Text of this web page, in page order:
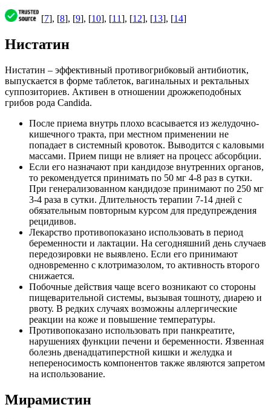
[7], [8], [9], [10], [11], [12], [13], [14]
Нистатин
Нистатин – эффективный противогрибковый антибиотик,
выпускается в форме таблеток, вагинальных и ректальных
суппозиториев. Активен в отношении дрожжеподобных
грибов рода Сandida.
После приема внутрь плохо всасывается из желудочно-
кишечного тракта, при местном применении не
попадает в системный кровоток. Выводится с каловыми
массами. Прием пищи не влияет на процесс абсорбции.
Если его назначают при кандидозе внутренних органов,
то рекомендуется принимать по 50 мг 4-8 раз в сутки.
При генерализованном кандидозе принимают по 250 мг
3-4 раза в сутки. Длительность терапии 7-14 дней с
обязательным повторным курсом для предупреждения
рецидивов.
Лекарство противопоказано использовать в период
беременности и лактации. На сегодняшний день случаев
передозировки не выявлено. Если его принимают
одновременно с клотримазолом, то активность второго
снижается.
Побочные действия чаще всего возникают со стороны
пищеварительной системы, вызывая тошноту, диарею и
рвоту. В редких случаях возможны аллергические
реакции на коже и повышение температуры.
Противопоказано использовать при панкреатите,
нарушениях функции печени и беременности. Язвенная
болезнь двенадцатиперстной кишки и желудка и
непереносимость компонентов также являются запретом
на использование.
Мирамистин